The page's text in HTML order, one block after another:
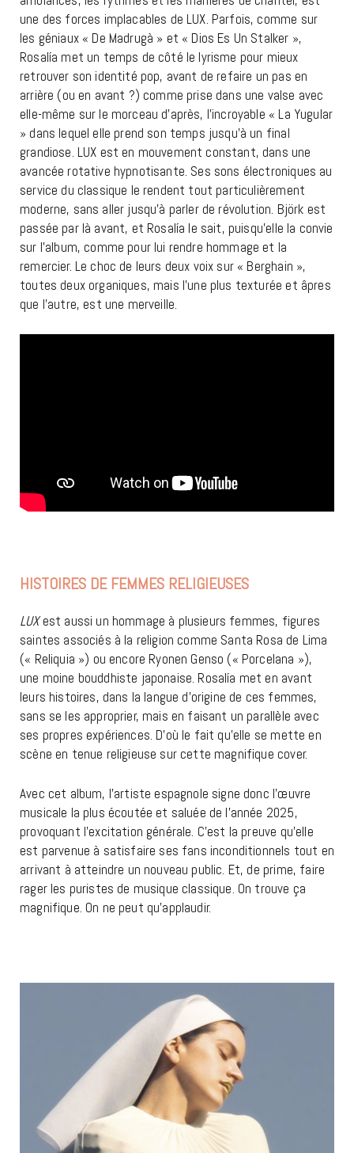
une des forces implacables de LUX. Parfois, comme sur
les géniaux « De Madrugà » et « Dios Es Un Stalker »,
Rosalía met un temps de côté le lyrisme pour mieux
retrouver son identité pop, avant de refaire un pas en
arrière (ou en avant ?) comme prise dans une valse avec
elle-même sur le morceau d’après, l’incroyable « La Yugular
» dans lequel elle prend son temps jusqu’à un final
grandiose. LUX est en mouvement constant, dans une
avancée rotative hypnotisante. Ses sons électroniques au
service du classique le rendent tout particulièrement
moderne, sans aller jusqu’à parler de révolution. Björk est
passée par là avant, et Rosalía le sait, puisqu’elle la convie
sur l’album, comme pour lui rendre hommage et la
remercier. Le choc de leurs deux voix sur « Berghain »,
toutes deux organiques, mais l’une plus texturée et âpres
que l’autre, est une merveille.
HISTOIRES DE FEMMES RELIGIEUSES
LUXest aussi un hommage à plusieurs femmes, figures
saintes associés à la religion comme Santa Rosa de Lima
(« Reliquia ») ou encore Ryonen Genso (« Porcelana »),
une moine bouddhiste japonaise. Rosalía met en avant
leurs histoires, dans la langue d’origine de ces femmes,
sans se les approprier, mais en faisant un parallèle avec
ses propres expériences. D’où le fait qu’elle se mette en
scène en tenue religieuse sur cette magnifique cover.
Avec cet album, l’artiste espagnole signe donc l’œuvre
musicale la plus écoutée et saluée de l’année 2025,
provoquant l’excitation générale. C’est la preuve qu’elle
est parvenue à satisfaire ses fans inconditionnels tout en
arrivant à atteindre un nouveau public. Et, de prime, faire
rager les puristes de musique classique. On trouve ça
magnifique. On ne peut qu’applaudir.